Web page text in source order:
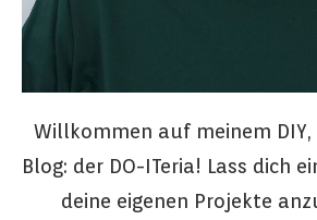
Willkommen auf meinem
Blog: der DO-ITeria! Lass dich
deine eigenen Projekte